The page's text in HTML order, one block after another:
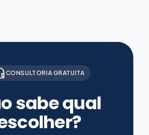
CONSULTORIA GRATUITA
sabe qual